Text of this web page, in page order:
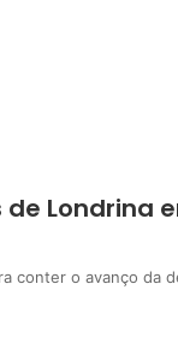
Londrina
conter o avanço da